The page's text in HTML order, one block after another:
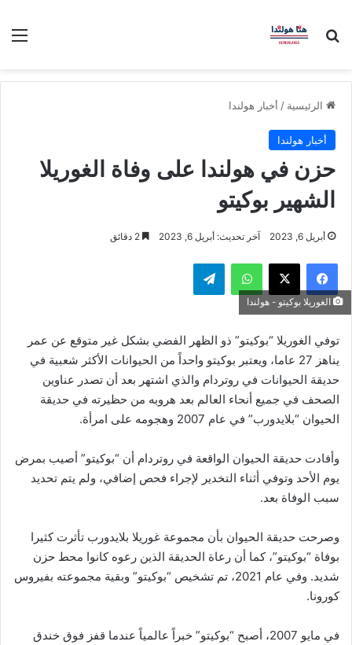
بحث عن
الرئيسية / أخبار هولندا
أخبار هولندا
حزن في هولندا على وفاة الغوريلا
الشهير بوكيتو
أبريل 6, 2023 آخر تحديث: أبريل 6, 2023
فيسبوك ‫X واتساب تيلقرام
الغوريلا بوكيتو - هولندا
توفي الغوريلا “بوكيتو” ذو الظهر الفضي بشكل غير متوقع عن عمر
يناهز 27 عاما، ويعتبر بوكيتو واحداً من الحيوانات الأكثر شعبية في
حديقة الحيوانات في روتردام والذي اشتهر بعد أن تصدر عناوين
الصحف في جميع أنحاء العالم بعد هروبه من حظيرته في حديقة
الحيوان “بلايدورب” في عام 2007 وهجومه على امرأة.
وأفادت حديقة الحيوان الواقعة في روتردام أن “بوكيتو” أصيب بمرض
يوم الأحد وتوفي أثناء التخدير لإجراء فحص إضافي، ولم يتم تحديد
سبب الوفاة بعد.
وصرحت حديقة الحيوان بأن مجموعة غوريلا بلايدورب تأثرت كثيرا
بوفاة “بوكيتو”، كما أن رعاة الحديقة الذين رعوه كانوا محط حزن
شديد. وفي عام 2021، تم تشخيص “بوكيتو” وبقية مجموعته بفيروس
كورونا.
في مايو 2007، أصبح “بوكيتو” خبراً عالمياً عندما قفز فوق خندق